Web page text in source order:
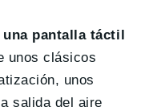
una pantalla táctil
unos clásicos
unos
salida del aire